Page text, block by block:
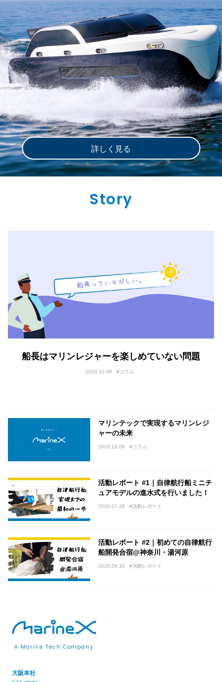
詳しく見る
Story
船長はマリンレジャーを楽しめていない問題
2020.10.06 #コラム
マリンテックで実現するマリンレジ
ャーの未来
2020.10.06 #コラム
活動レポート #1｜自律航行船ミニチ
ュアモデルの進水式を行いました！
2020.07.28 #活動レポート
活動レポート #2｜初めての自律航行
船開発合宿@神奈川・湯河原
2020.06.30 #活動レポート
A Marine Tech Company
大阪本社